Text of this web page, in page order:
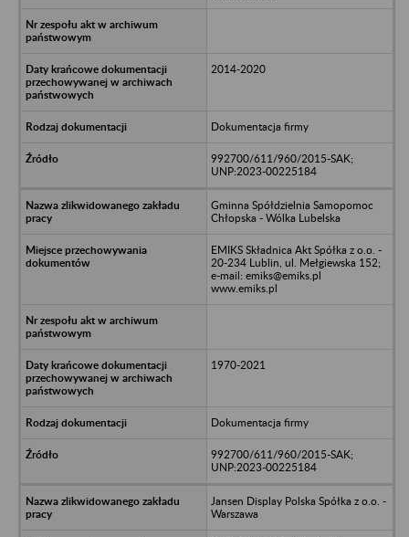
2014-2020
Dokumentacja firmy
992700/611/960/2015-SAK;
UNP:2023-00225184
Gminna Spółdzielnia Samopomoc
Chłopska - Wólka Lubelska
EMIKS Składnica Akt Spółka z o.o. -
20-234 Lublin, ul. Mełgiewska 152;
e-mail: emiks@emiks.pl
www.emiks.pl
1970-2021
Dokumentacja firmy
992700/611/960/2015-SAK;
UNP:2023-00225184
Jansen Display Polska Spółka z o.o. -
Warszawa